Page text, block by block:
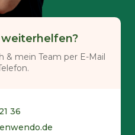
& mein Team per E-Mail
36